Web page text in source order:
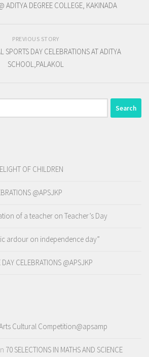
ADITYA DEGREE COLLEGE, KAKINADA
PREVIOUS STORY
SPORTS DAY CELEBRATIONS AT ADITYA
SCHOOL,PALAKOL
OF CHILDREN
@APSJKP
of a teacher on Teacher’s Day
ardour on independence day”
CELEBRATIONS @APSJKP
Cultural Competition@apsamp
70 SELECTIONS IN MATHS AND SCIENCE